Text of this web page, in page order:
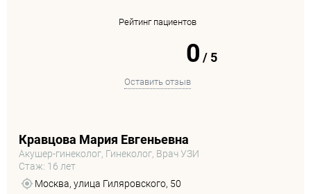
Рейтинг пациентов
0 /5
Оставить отзыв
Кравцова Мария Евгеньевна
Акушер-гинеколог, Гинеколог, Врач УЗИ
Стаж: 16 лет
Москва, улица Гиляровского, 50